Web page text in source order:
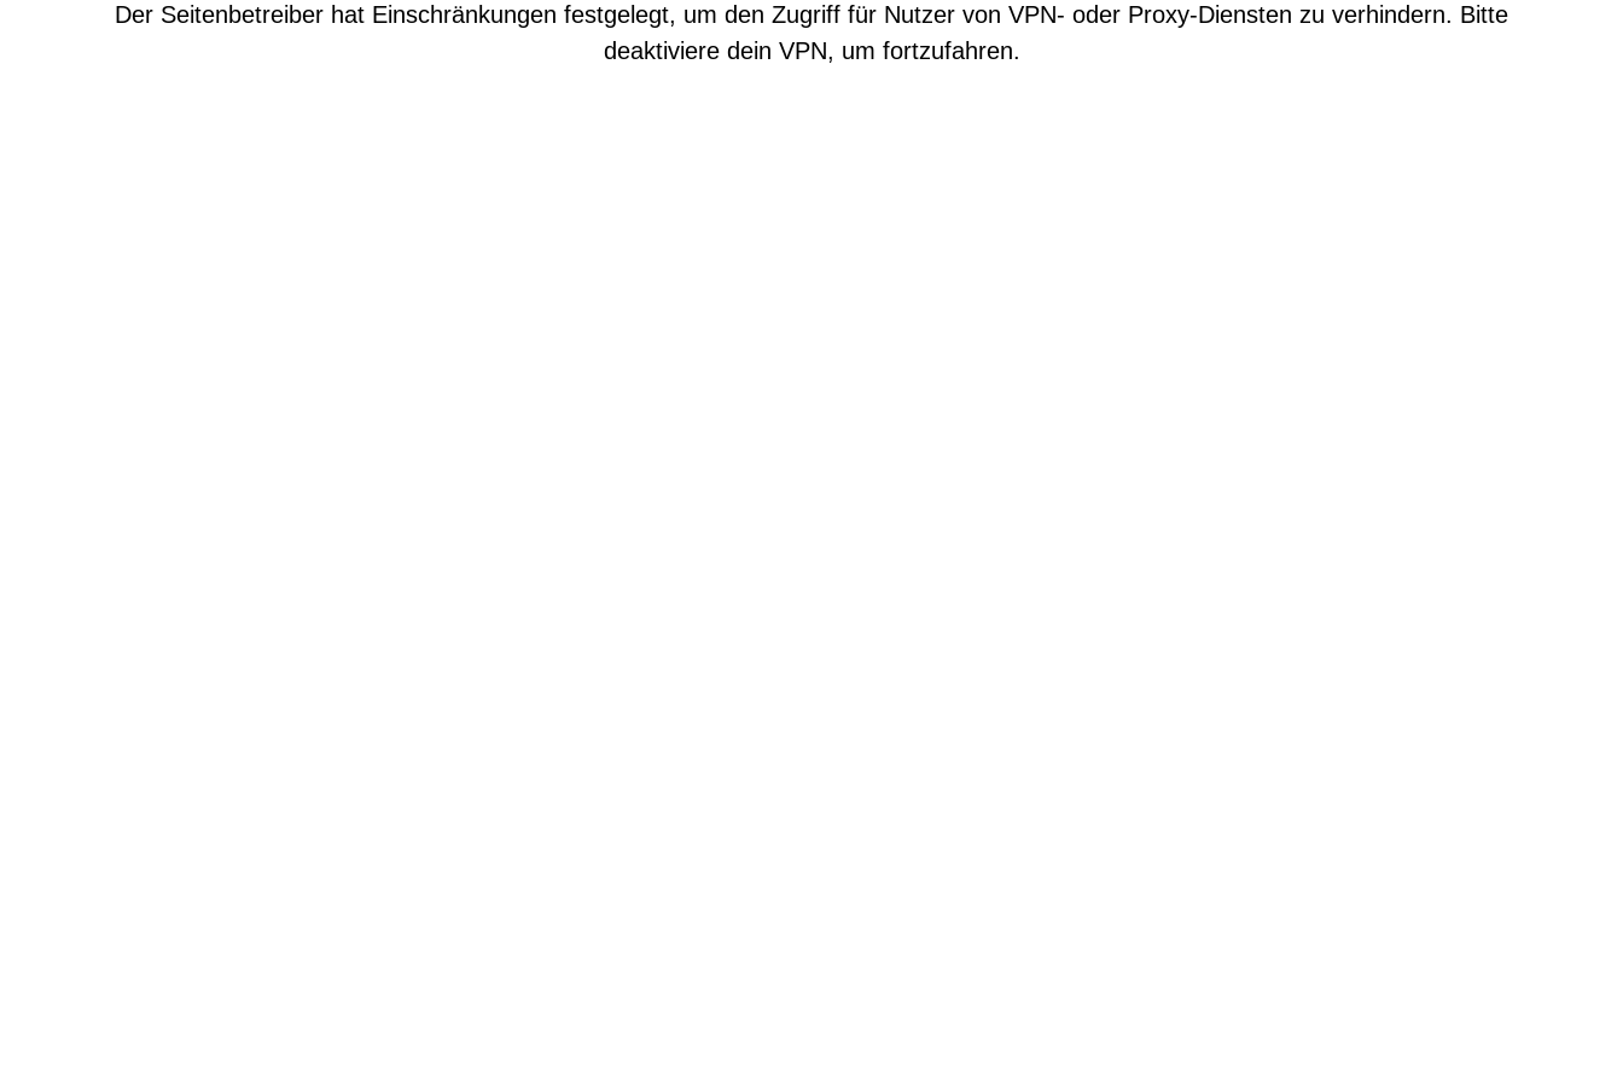
Der Seitenbetreiber hat Einschränkungen festgelegt, um den Zugriff für Nutzer von VPN- oder Proxy-Diensten zu verhindern. Bitte
deaktiviere dein VPN, um fortzufahren.